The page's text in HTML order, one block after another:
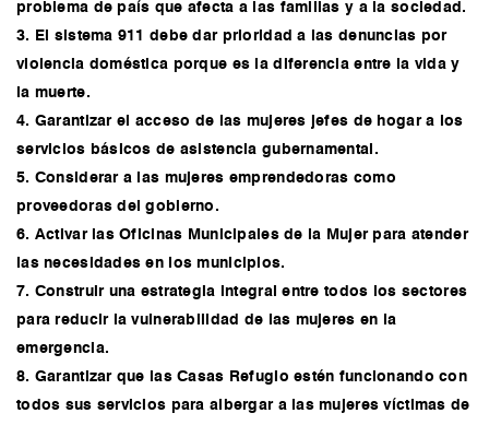
problema de país que afecta a las familias y a la sociedad.
3. El sistema 911 debe dar prioridad a las denuncias por
violencia doméstica porque es la diferencia entre la vida y
la muerte.
4. Garantizar el acceso de las mujeres jefes de hogar a los
servicios básicos de asistencia gubernamental.
5. Considerar a las mujeres emprendedoras como
proveedoras del gobierno.
6. Activar las Oficinas Municipales de la Mujer para atender
las necesidades en los municipios.
7. Construir una estrategia integral entre todos los sectores
para reducir la vulnerabilidad de las mujeres en la
emergencia.
8. Garantizar que las Casas Refugio estén funcionando con
todos sus servicios para albergar a las mujeres víctimas de